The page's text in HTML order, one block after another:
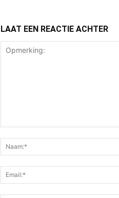
LAAT EEN REACTIE ACHTER